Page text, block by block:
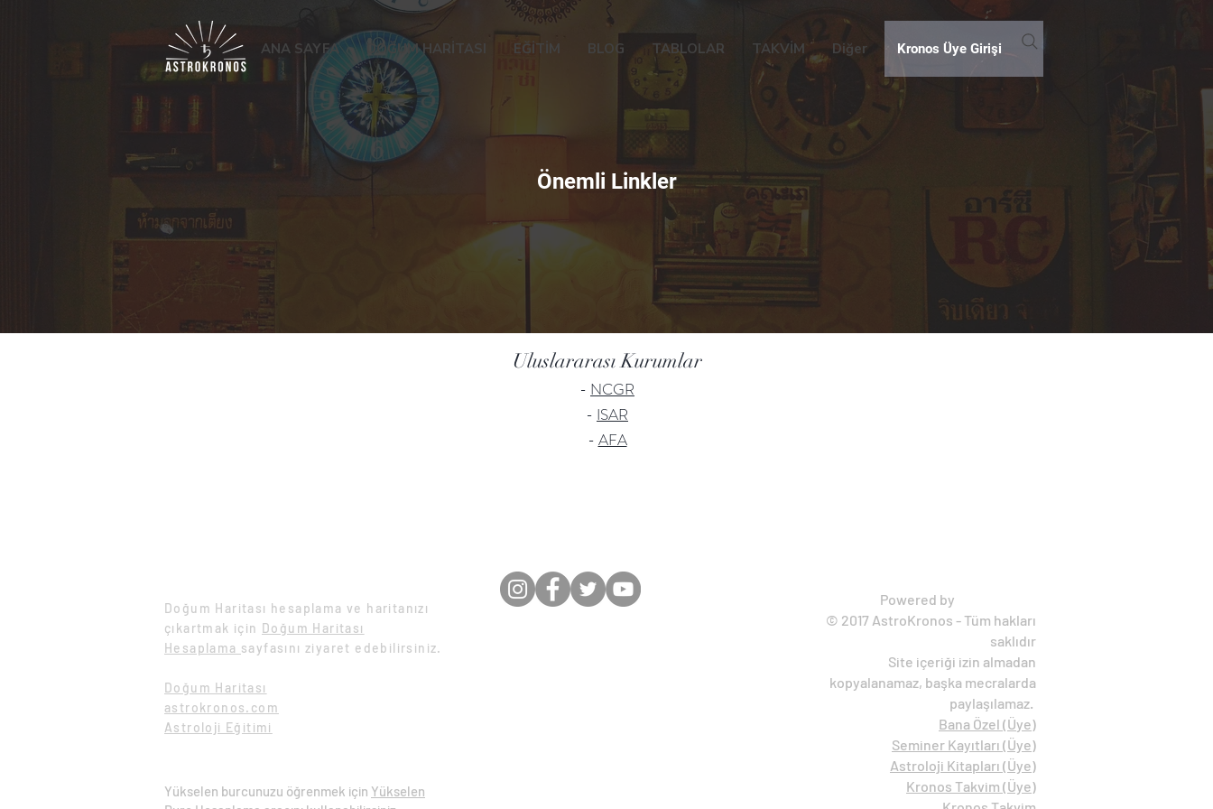
ANA SAYFA DOĞUM HARİTASI EĞİTİM BLOG TABLOLAR TAKVİM Diğer Kronos Üye Girişi
Önemli Linkler
Uluslararası Kurumlar
- NCGR
- ISAR
- AFA
Doğum Haritası hesaplama ve haritanızı
çıkartmak için Doğum Haritası
Hesaplama sayfasını ziyaret edebilirsiniz.
Doğum Haritası
astrokronos.com
Astroloji Eğitimi
Yükselen burcunuzu öğrenmek için Yükselen
Powered by
© 2017 AstroKronos - Tüm hakları
saklıdır
Site içeriği izin almadan
kopyalanamaz, başka mecralarda
paylaşılamaz.
Bana Özel (Üye)
Seminer Kayıtları (Üye)
Astroloji Kitapları (Üye)
Kronos Takvim (Üye)